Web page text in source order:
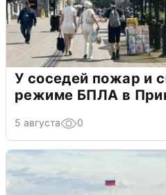
У соседей пожар и
режиме БПЛА в
5 августа 0